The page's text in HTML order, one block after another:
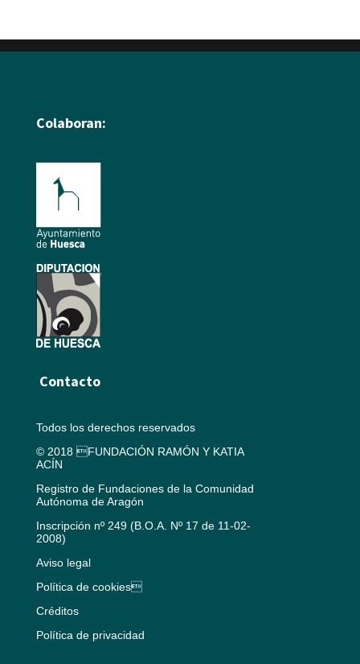
Colaboran:
Contacto
Todos los derechos reservados
© 2018 FUNDACIÓN RAMÓN Y KATIA
ACÍN
Registro de Fundaciones de la Comunidad
Autónoma de Aragón
Inscripción nº 249 (B.O.A. Nº 17 de 11-02-
2008)
Aviso legal
Política de cookies
Créditos
Política de privacidad